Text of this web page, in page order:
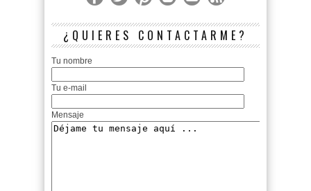
¿QUIERES CONTACTARME?
Tu nombre
Tu e-mail
Mensaje